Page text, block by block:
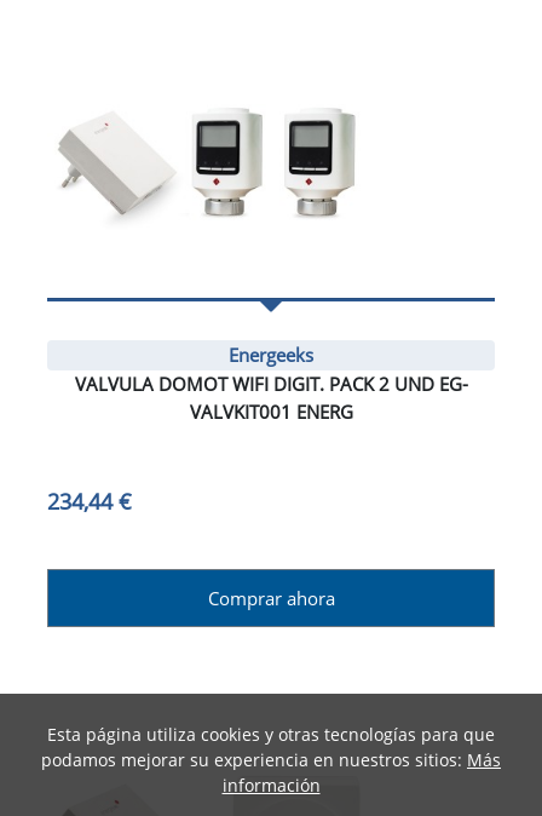
Energeeks
VALVULA DOMOT WIFI DIGIT. PACK 2 UND EG-
VALVKIT001 ENERG
234,44 €
Comprar ahora
Esta página utiliza cookies y otras tecnologías para que
podamos mejorar su experiencia en nuestros sitios: Más
información